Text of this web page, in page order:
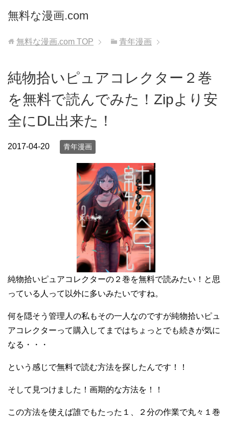
無料な漫画.com
無料な漫画.com TOP 青年漫画
純物拾いピュアコレクター２巻
を無料で読んでみた！Zipより安
全にDL出来た！
2017-04-20 青年漫画
純物拾いピュアコレクターの２巻を無料で読みたい！と思
っている人って以外に多いみたいですね。
何を隠そう管理人の私もその一人なのですが純物拾いピュ
アコレクターって購入してまではちょっとでも続きが気に
なる・・・
という感じで無料で読む方法を探したんです！！
そして見つけました！画期的な方法を！！
この方法を使えば誰でもたった１、２分の作業で丸々１巻